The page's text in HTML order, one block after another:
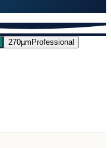
270µm Professional